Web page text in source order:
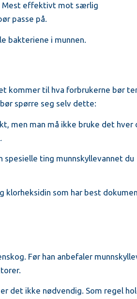
Mest effektivt mot særlig
passe på.
bakteriene i munnen.
kommer til hva forbrukerne bør
spørre seg selv dette:
men man må ikke bruke det hver
spesielle ting munnskyllevannet du
klorheksidin som har best
Før han anbefaler
det ikke nødvendig. Som regel